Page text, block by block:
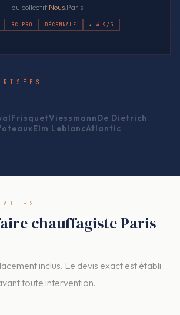
du collectifNous.Paris.
RC PRO DÉCENNALE ★ 4.9/5
FrisquetViessmannDe Dietrich
Elm LeblancAtlantic
chauffagiste Paris
inclus. Le devis exact est établi
toute intervention.